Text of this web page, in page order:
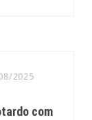
2025
com